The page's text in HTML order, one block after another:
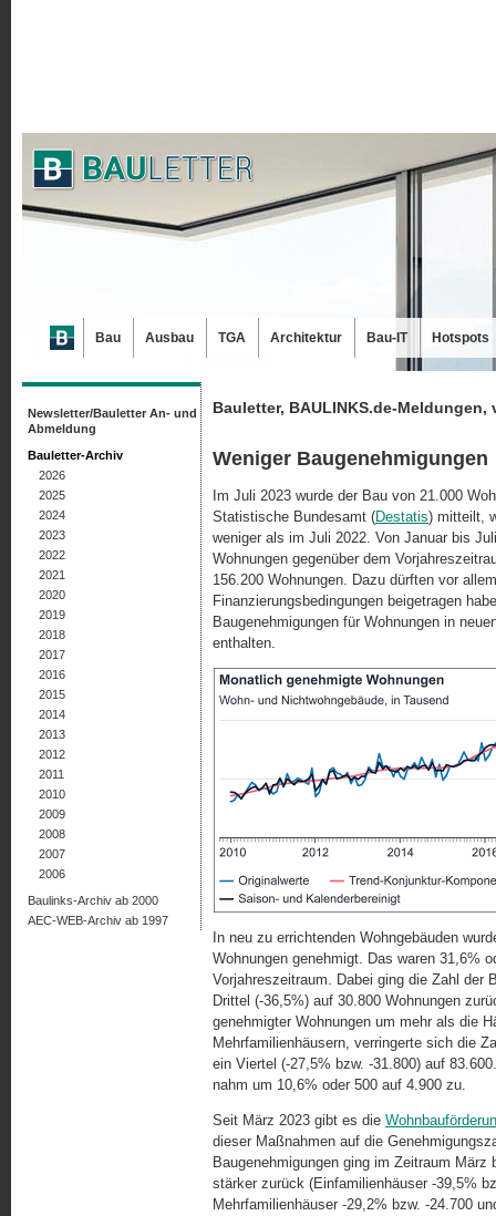
Bauletter, BAULINKS.de-Meldungen,
Weniger Baugenehmigungen
Im Juli 2023 wurde der Bau von 21.000
Statistische Bundesamt (Destatis) mitteilt,
weniger als im Juli 2022. Von Januar bis
Wohnungen gegenüber dem
156.200 Wohnungen. Dazu dürften vor
Finanzierungsbedingungen beigetragen
Baugenehmigungen für Wohnungen in
enthalten.
In neu zu errichtenden Wohngebäuden
Wohnungen genehmigt. Das waren 31,6%
Vorjahreszeitraum. Dabei ging die Zahl der
Drittel (-36,5%) auf 30.800 Wohnungen
genehmigter Wohnungen um mehr als die
Mehrfamilienhäusern, verringerte sich die
ein Viertel (-27,5% bzw. -31.800) auf
nahm um 10,6% oder 500 auf 4.900 zu.
Seit März 2023 gibt es die
dieser Maßnahmen auf die
Baugenehmigungen ging im Zeitraum
stärker zurück (Einfamilienhäuser -39,5%
Mehrfamilienhäuser -29,2% bzw. -24.700
Newsletter/Bauletter An- und
Abmeldung
Bauletter-Archiv
2026
2025
2024
2023
2022
2021
2020
2019
2018
2017
2016
2015
2014
2013
2012
2011
2010
2009
2008
2007
2006
Baulinks-Archiv ab 2000
AEC-WEB-Archiv ab 1997
Bau Ausbau TGA Architektur Bau-IT Hotspots